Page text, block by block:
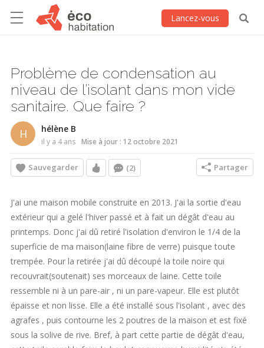
Lancez-vous
Problème de condensation au
niveau de l’isolant dans mon vide
sanitaire. Que faire ?
H hélène B
il y a 4 ans Mise à jour : 12 octobre 2021
Sauvegarder (2) Partager
J'ai une maison mobile construite en 2013. J'ai la sortie d'eau
extérieur qui a gelé l'hiver passé et à fait un dégât d'eau au
printemps. Donc j'ai dû retiré l'isolation d'environ le 1/4 de la
superficie de ma maison(laine fibre de verre) puisque toute
trempée. Pour la retirée j'ai dû découpé la toile noire qui
recouvrait(soutenait) ses morceaux de laine. Cette toile
ressemble ni à un pare-air , ni un pare-vapeur. Elle est plutôt
épaisse et non lisse. Elle a été installé sous l'isolant , avec des
agrafes , puis contourne les 2 poutres de la maison et est fixé
sous la solive de rive. Bref, à part cette partie de dégât d'eau,